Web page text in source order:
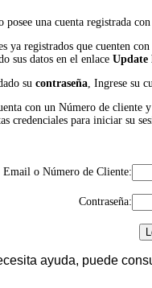
posee una cuenta registrada
ya registrados que cuenten
sus datos en el enlaceUpdate
sucontraseña, Ingrese su
con un Número de cliente
credenciales para iniciar su
Email o Número de Cliente:
Contraseña:
ayuda, puede